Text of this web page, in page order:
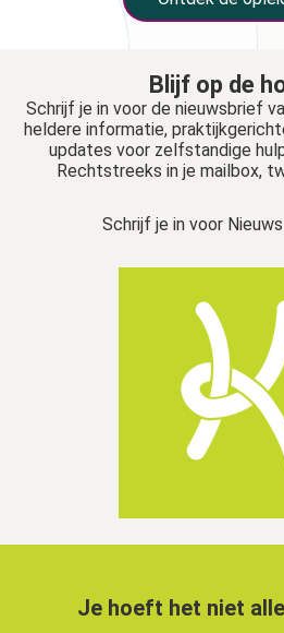
Blijf op de
Schrijf je in voor de nieuwsbrief
heldere informatie,
updates voor zelfstandige
Rechtstreeks in je mailbox,
Schrijf je in voor
Je hoeft het niet